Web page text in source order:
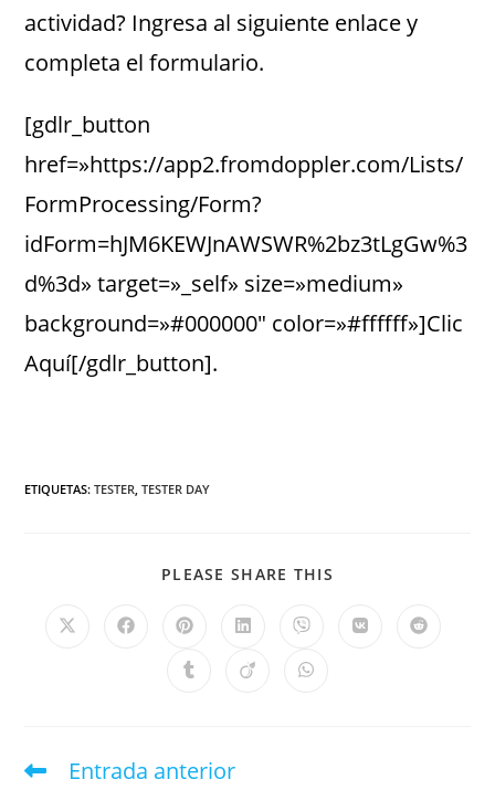
actividad? Ingresa al siguiente enlace y
completa el formulario.
[gdlr_button
href=»https://app2.fromdoppler.com/Lists/
FormProcessing/Form?
idForm=hJM6KEWJnAWSWR%2bz3tLgGw%3
d%3d» target=»_self» size=»medium»
background=»#000000″ color=»#ffffff»]Clic
Aquí[/gdlr_button].
ETIQUETAS:TESTER, TESTER DAY
PLEASE SHARE THIS
Entrada anterior